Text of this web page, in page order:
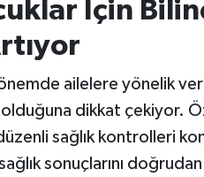
İçin
ailelere yönelik
dikkat çekiyor.
sağlık kontrolleri
sonuçlarını